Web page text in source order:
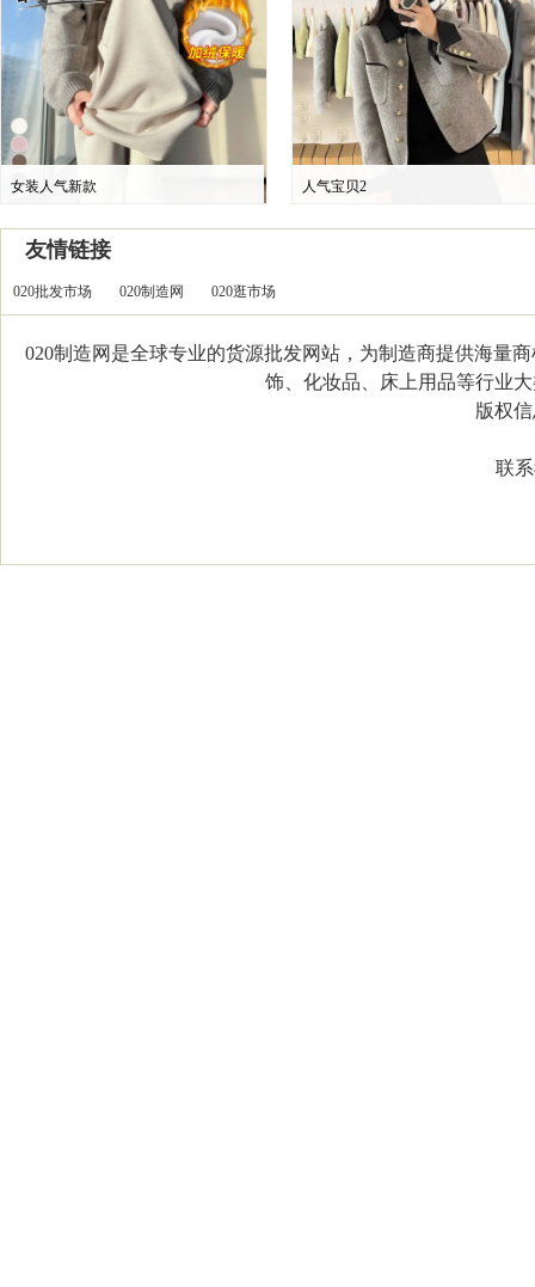
女装人气新款 人气宝贝2
友情链接
020批发市场 020制造网 020逛市场
020制造网是全球专业的货源批发网站，为制造商提供海量
饰、化妆品、床上用品等行业
版权信
联